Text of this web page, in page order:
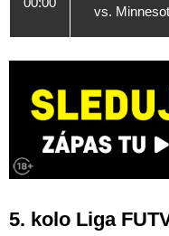
vs.
5. kolo Liga